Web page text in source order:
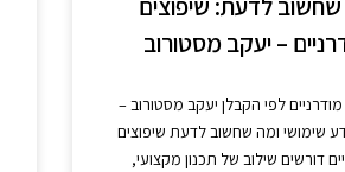
לדעת: שיפוצים
– יעקב מסטורוב
מודרניים לפי הקבלן יעקב מסטורוב –
שימושי ומה שחשוב לדעת שיפוצים
דורשים שילוב של תכנון מקצועי,